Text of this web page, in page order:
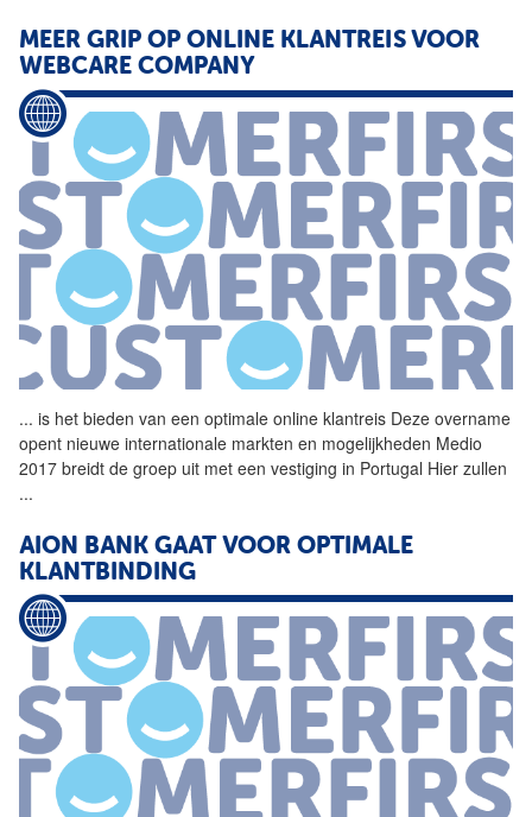
MEER GRIP OP ONLINE KLANTREISVOOR
WEBCARE COMPANY
... is het bieden van een optimale online klantreis Deze overname
opent nieuwe internationale markten en mogelijkheden Medio
2017 breidt de groep uit met een vestiging in Portugal Hier zullen
...
AION BANK GAAT VOOR OPTIMALE
KLANTBINDING